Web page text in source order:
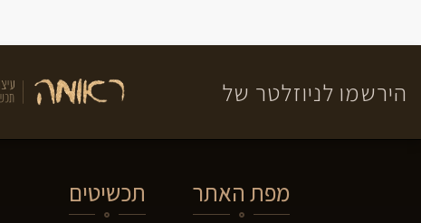
הירשמו לניוזלטר של
מפת האתר תכשיטים